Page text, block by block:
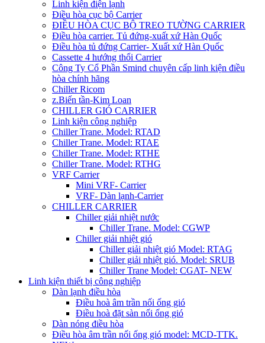
Linh kiện điện lạnh
Điều hòa cục bộ Carrier
ĐIỀU HÒA CỤC BỘ TREO TƯỜNG CARRIER
Điều hòa carrier. Tủ đứng-xuất xứ Hàn Quốc
Điều hòa tủ đứng Carrier- Xuất xứ Hàn Quốc
Cassette 4 hướng thổi Carrier
Công Ty Cổ Phần Smind chuyên cấp linh kiện điều
hòa chính hãng
Chiller Ricom
z.Biến tần-Kim Loan
CHILLER GIÓ CARRIER
Linh kiện công nghiệp
Chiller Trane. Model: RTAD
Chiller Trane. Model: RTAE
Chiller Trane. Model: RTHE
Chiller Trane. Model: RTHG
VRF Carrier
Mini VRF- Carrier
VRF- Dàn lạnh-Carrier
CHILLER CARRIER
Chiller giải nhiệt nước
Chiller Trane. Model: CGWP
Chiller giải nhiệt gió
Chiller giải nhiệt gió Model: RTAG
Chiller giải nhiệt gió. Model: SRUB
Chiller Trane Model: CGAT- NEW
Linh kiện thiết bị công nghiệp
Dàn lạnh điều hòa
Điều hoà âm trần nối ống gió
Điều hoà đặt sàn nối ống gió
Dàn nóng điều hòa
Điều hòa âm trần nối ống gió model: MCD-TTK.